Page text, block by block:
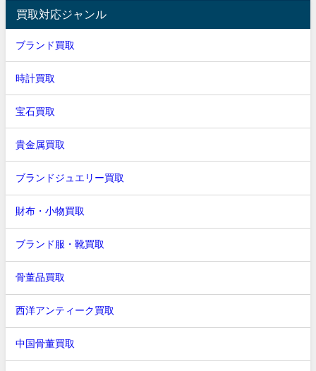
買取対応ジャンル
ブランド買取
時計買取
宝石買取
貴金属買取
ブランドジュエリー買取
財布・小物買取
ブランド服・靴買取
骨董品買取
西洋アンティーク買取
中国骨董買取